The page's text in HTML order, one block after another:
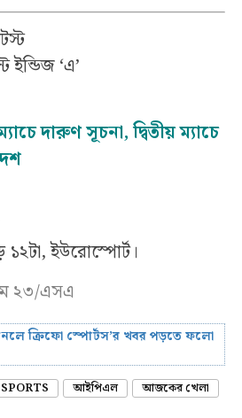
ইন্ডিজ ‘এ’
দারুণ সূচনা, দ্বিতীয় ম্যাচে
১২টা, ইউরোস্পোর্ট।
২৩/এসএ
ক্রিফো স্পোর্টস’র খবর পড়তে ফলো
SPORTS আইপিএল
আজকের খেলা